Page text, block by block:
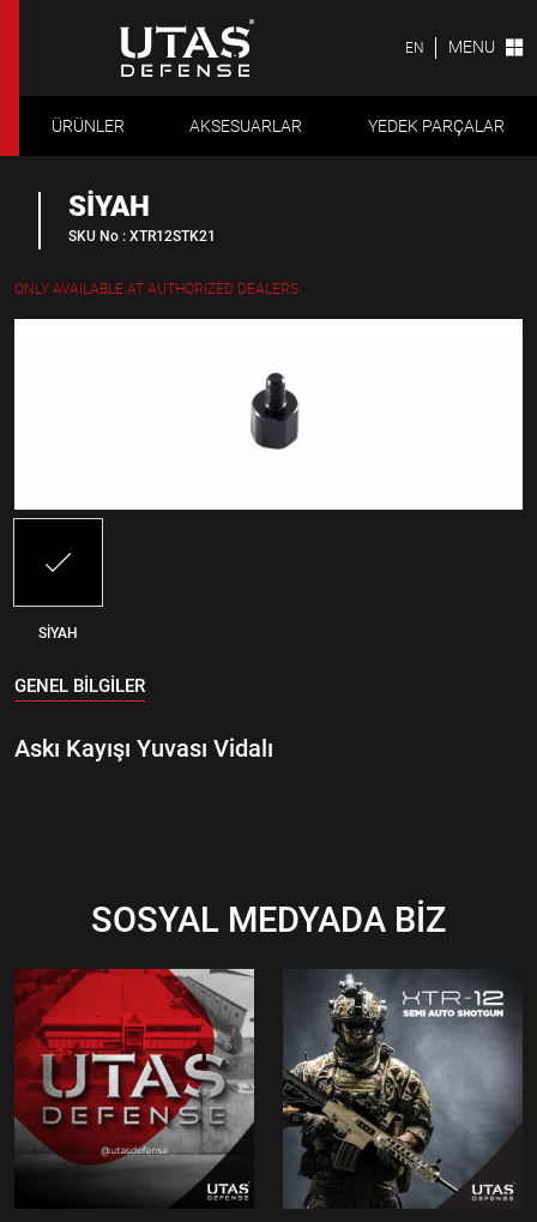
EN MENU
ÜRÜNLER AKSESUARLAR YEDEK PARÇALAR
SİYAH
SKU No : XTR12STK21
ONLY AVAILABLE AT AUTHORIZED DEALERS
SİYAH
GENEL BİLGİLER
Askı Kayışı Yuvası Vidalı
SOSYAL MEDYADA BİZ